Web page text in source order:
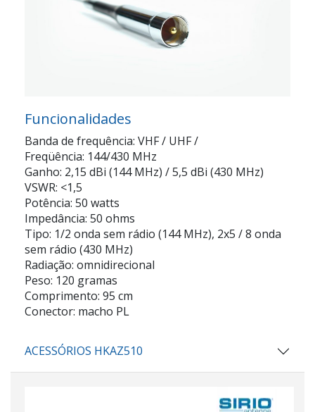
Funcionalidades
Banda de frequência: VHF / UHF /
Freqüência: 144/430 MHz
Ganho: 2,15 dBi (144 MHz) / 5,5 dBi (430 MHz)
VSWR: <1,5
Potência: 50 watts
Impedância: 50 ohms
Tipo: 1/2 onda sem rádio (144 MHz), 2x5 / 8 onda
sem rádio (430 MHz)
Radiação: omnidirecional
Peso: 120 gramas
Comprimento: 95 cm
Conector: macho PL
ACESSÓRIOS HKAZ510